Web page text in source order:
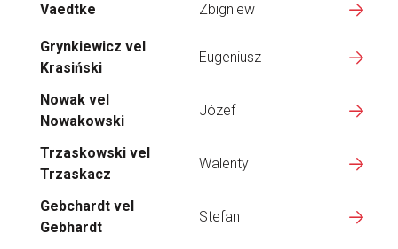
Vaedtke Zbigniew
Grynkiewicz vel
Krasiński
Eugeniusz
Nowak vel
Nowakowski
Józef
Trzaskowski vel
Trzaskacz
Walenty
Gebchardt vel
Gebhardt
Stefan